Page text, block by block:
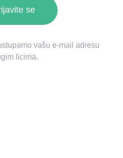
vašu e-mail adresu
licima.